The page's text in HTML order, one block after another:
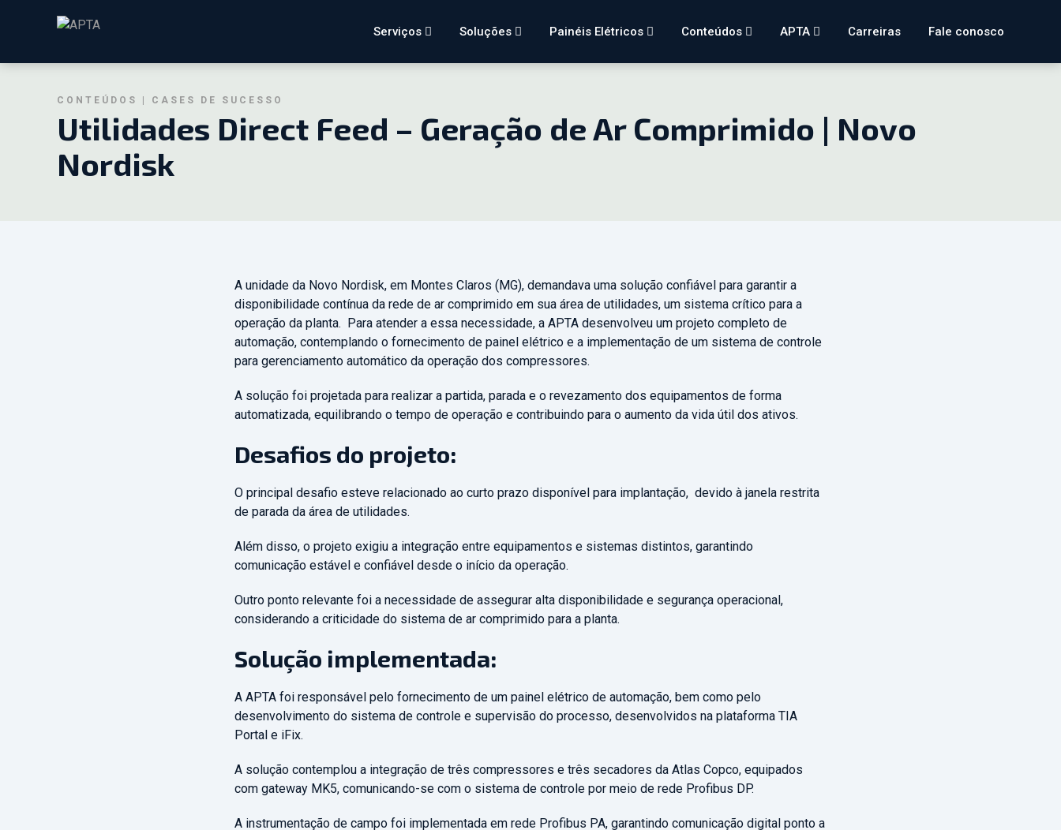
Serviços Soluções Painéis Elétricos Conteúdos APTA Carreiras Fale conosco
CONTEÚDOS | CASES DE SUCESSO
Utilidades Direct Feed – Geração de Ar Comprimido | Novo
Nordisk
A unidade da Novo Nordisk, em Montes Claros (MG), demandava uma solução confiável para garantir a
disponibilidade contínua da rede de ar comprimido em sua área de utilidades, um sistema crítico para a
operação da planta. Para atender a essa necessidade, a APTA desenvolveu um projeto completo de
automação, contemplando o fornecimento de painel elétrico e a implementação de um sistema de controle
para gerenciamento automático da operação dos compressores.
A solução foi projetada para realizar a partida, parada e o revezamento dos equipamentos de forma
automatizada, equilibrando o tempo de operação e contribuindo para o aumento da vida útil dos ativos.
Desafios do projeto:
O principal desafio esteve relacionado ao curto prazo disponível para implantação, devido à janela restrita
de parada da área de utilidades.
Além disso, o projeto exigiu a integração entre equipamentos e sistemas distintos, garantindo
comunicação estável e confiável desde o início da operação.
Outro ponto relevante foi a necessidade de assegurar alta disponibilidade e segurança operacional,
considerando a criticidade do sistema de ar comprimido para a planta.
Solução implementada:
A APTA foi responsável pelo fornecimento de um painel elétrico de automação, bem como pelo
desenvolvimento do sistema de controle e supervisão do processo, desenvolvidos na plataforma TIA
Portal e iFix.
A solução contemplou a integração de três compressores e três secadores da Atlas Copco, equipados
com gateway MK5, comunicando-se com o sistema de controle por meio de rede Profibus DP.
A instrumentação de campo foi implementada em rede Profibus PA, garantindo comunicação digital ponto a